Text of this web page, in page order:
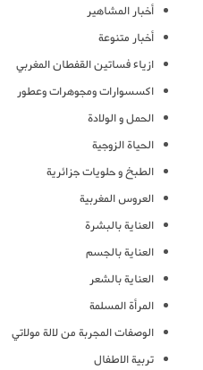
أخبار المشاهير
أخبار متنوعة
ازياء فساتين القفطان المغربي
اكسسوارات ومجوهرات وعطور
الحمل و الولادة
الحياة الزوجية
الطبخ و حلويات جزائرية
العروس المغربية
العناية بالبشرة
العناية بالجسم
العناية بالشعر
المرأة المسلمة
الوصفات المجربة من لالة مولاتي
تربية الاطفال